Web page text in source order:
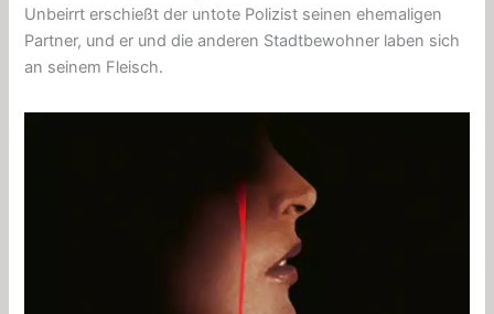
Unbeirrt erschießt der untote Polizist seinen ehemaligen
Partner, und er und die anderen Stadtbewohner laben sich
an seinem Fleisch.